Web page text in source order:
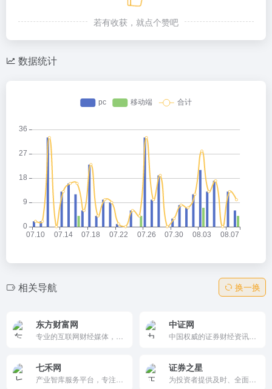
若有收获，就点个赞吧
数据统计
相关导航 换一换
东方财富网 中证网
七禾网 证券之星